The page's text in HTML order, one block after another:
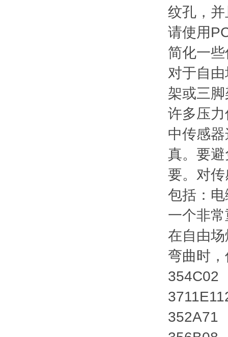
纹孔，
请使用
简化一
对于自
架或三
许多压
中传感
真。要
要。对
包括：
一个非
在自由
弯曲时
354C02
352A71